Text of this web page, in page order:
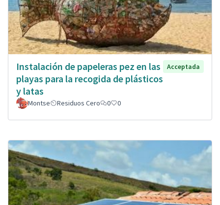
Instalación de papeleras pez en las
playas para la recogida de plásticos
y latas
Acceptada
Montse Residuos Cero 0 0